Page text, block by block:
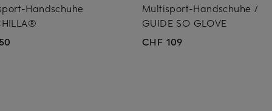
Handschuhe
Multisport-Handschuhe
GUIDE SO GLOVE
CHF 109